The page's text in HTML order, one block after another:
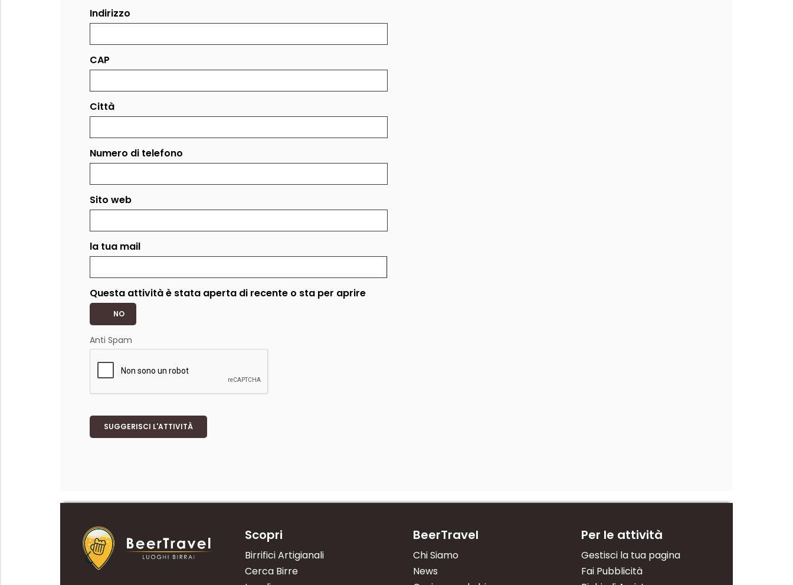
Indirizzo
CAP
Città
Numero di telefono
Sito web
la tua mail
Questa attività è stata aperta di recente o sta per aprire
NO
Anti Spam
SUGGERISCI L'ATTIVITÀ
Scopri
Birrifici Artigianali
Cerca Birre
BeerTravel
Chi Siamo
News
Per le attività
Gestisci la tua pagina
Fai Pubblicità